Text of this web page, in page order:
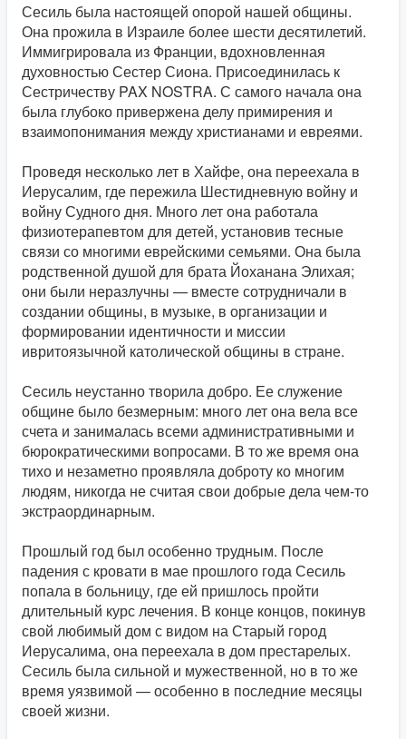
Сесиль была настоящей опорой нашей общины.
Она прожила в Израиле более шести десятилетий.
Иммигрировала из Франции, вдохновленная
духовностью Сестер Сиона. Присоединилась к
Сестричеству PAX NOSTRA. С самого начала она
была глубоко привержена делу примирения и
взаимопонимания между христианами и евреями.
Проведя несколько лет в Хайфе, она переехала в
Иерусалим, где пережила Шестидневную войну и
войну Судного дня. Много лет она работала
физиотерапевтом для детей, установив тесные
связи со многими еврейскими семьями. Она была
родственной душой для брата Йоханана Элихая;
они были неразлучны — вместе сотрудничали в
создании общины, в музыке, в организации и
формировании идентичности и миссии
ивритоязычной католической общины в стране.
Сесиль неустанно творила добро. Ее служение
общине было безмерным: много лет она вела все
счета и занималась всеми административными и
бюрократическими вопросами. В то же время она
тихо и незаметно проявляла доброту ко многим
людям, никогда не считая свои добрые дела чем-то
экстраординарным.
Прошлый год был особенно трудным. После
падения с кровати в мае прошлого года Сесиль
попала в больницу, где ей пришлось пройти
длительный курс лечения. В конце концов, покинув
свой любимый дом с видом на Старый город
Иерусалима, она переехала в дом престарелых.
Сесиль была сильной и мужественной, но в то же
время уязвимой — особенно в последние месяцы
своей жизни.